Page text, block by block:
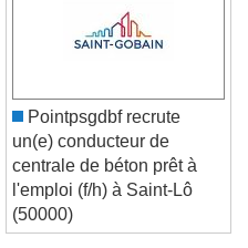
Pointpsgdbf recrute
un(e) conducteur de
centrale de béton prêt à
l'emploi (f/h) à Saint-Lô
(50000)